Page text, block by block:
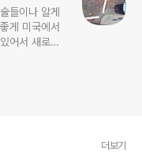
들이나 알게
어서 새로운
고 싶습니다.
더보기